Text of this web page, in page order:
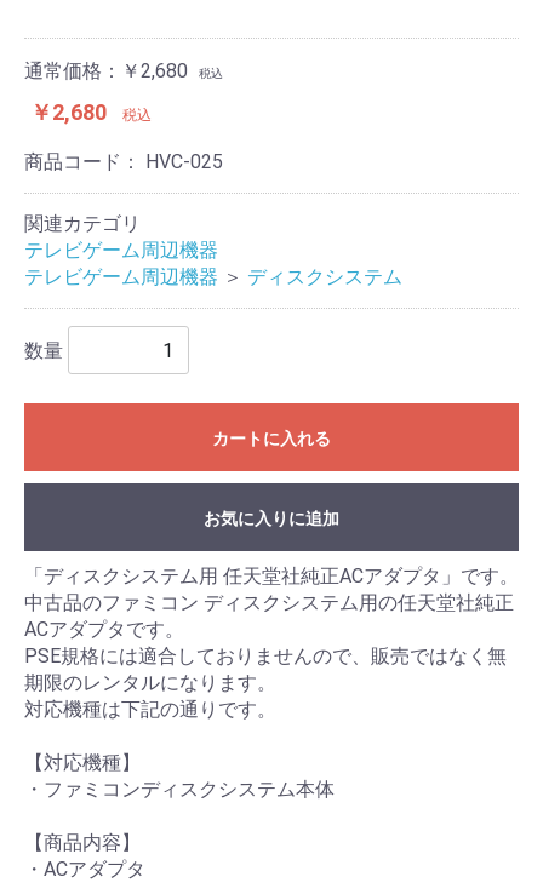
通常価格：￥2,680 税込
￥2,680 税込
商品コード： HVC-025
関連カテゴリ
テレビゲーム周辺機器
テレビゲーム周辺機器 ＞ ディスクシステム
数量
カートに入れる
お気に入りに追加
「ディスクシステム用 任天堂社純正ACアダプタ」です。
中古品のファミコン ディスクシステム用の任天堂社純正
ACアダプタです。
PSE規格には適合しておりませんので、販売ではなく無
期限のレンタルになります。
対応機種は下記の通りです。
【対応機種】
・ファミコンディスクシステム本体
【商品内容】
・ACアダプタ